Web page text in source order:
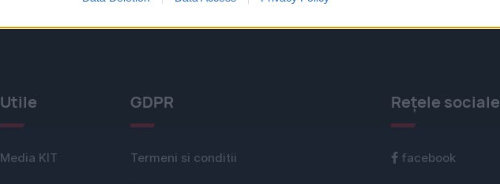
Utile
Media KIT
GDPR
Termeni si conditii
Rețele sociale
facebook